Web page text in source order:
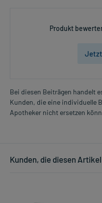
Produkt
Bei diesen Beiträgen handelt
Kunden, die eine individuelle
Apotheker nicht ersetzen
Kunden, die diesen